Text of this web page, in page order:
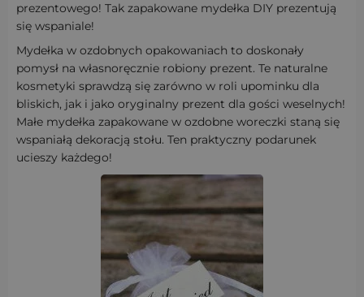
prezentowego! Tak zapakowane mydełka DIY prezentują
się wspaniale!
Mydełka w ozdobnych opakowaniach to doskonały
pomysł na własnoręcznie robiony prezent. Te naturalne
kosmetyki sprawdzą się zarówno w roli upominku dla
bliskich, jak i jako oryginalny prezent dla gości weselnych!
Małe mydełka zapakowane w ozdobne woreczki staną się
wspaniałą dekoracją stołu. Ten praktyczny podarunek
ucieszy każdego!